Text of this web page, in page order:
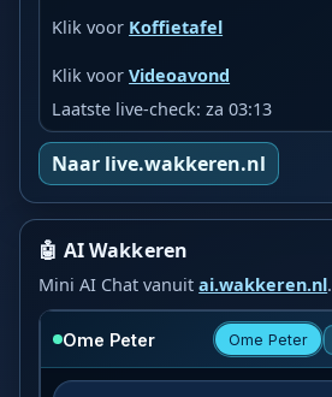
Klik voor Koffietafel
Klik voorVideoavond
Laatste live-check: za 03:13
Naar live.wakkeren.nl
🤖 AI Wakkeren
Mini AI Chat vanuitai.wakkeren.nl.